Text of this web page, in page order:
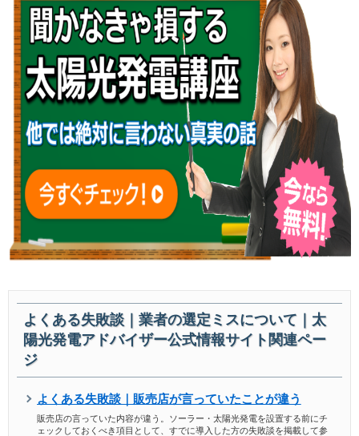
よくある失敗談｜業者の選定ミスについて｜太
陽光発電アドバイザー公式情報サイト関連ペー
ジ
よくある失敗談｜販売店が言っていたことが違う
販売店の言っていた内容が違う。ソーラー・太陽光発電を設置する前にチ
ェックしておくべき項目として、すでに導入した方の失敗談を掲載して参